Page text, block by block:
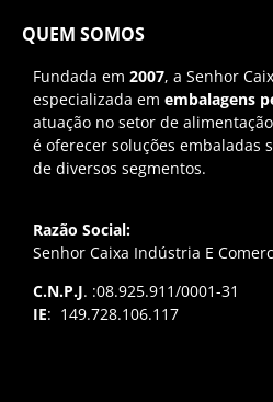
QUEM SOMOS
Fundada em 2007, a Senhor
especializada em embalagens
atuação no setor de
é oferecer soluções embaladas
de diversos segmentos.
Razão Social:
Senhor Caixa Indústria E
C.N.P.J. :08.925.911/0001-31
IE: 149.728.106.117